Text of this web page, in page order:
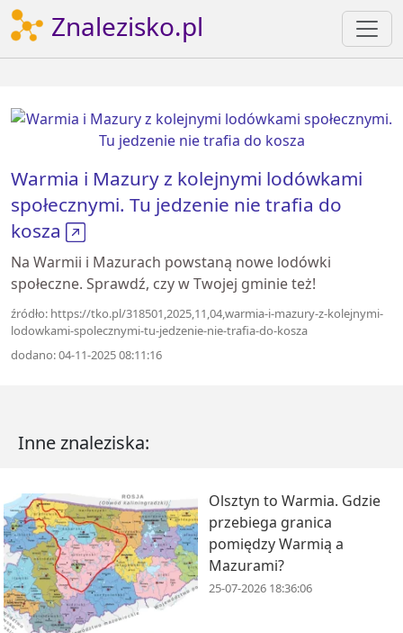
Znalezisko.pl
Warmia i Mazury z kolejnymi lodówkami
społecznymi. Tu jedzenie nie trafia do
kosza
Na Warmii i Mazurach powstaną nowe lodówki
społeczne. Sprawdź, czy w Twojej gminie też!
źródło: https://tko.pl/318501,2025,11,04,warmia-i-mazury-z-kolejnymi-
lodowkami-spolecznymi-tu-jedzenie-nie-trafia-do-kosza
dodano: 04-11-2025 08:11:16
Inne znaleziska:
Olsztyn to Warmia. Gdzie
przebiega granica
pomiędzy Warmią a
Mazurami?
25-07-2026 18:36:06